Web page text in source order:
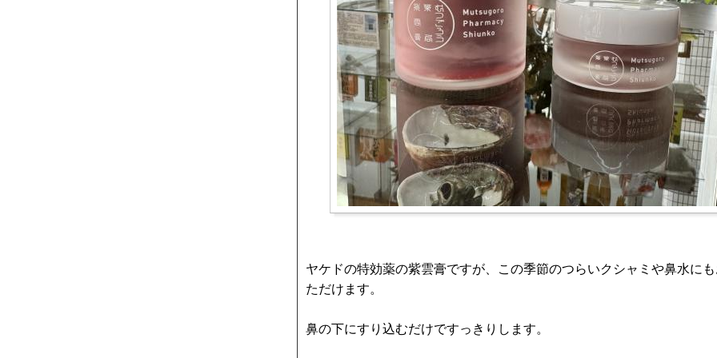
ヤケドの特効薬の紫雲膏ですが、この季節のつらいクシャミや鼻水に
ただけます。
鼻の下にすり込むだけですっきりします。